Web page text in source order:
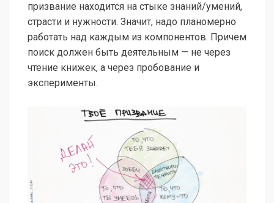
призвание находится на стыке знаний/умений,
страсти и нужности. Значит, надо планомерно
работать над каждым из компонентов. Причем
поиск должен быть деятельным — не через
чтение книжек, а через пробование и
эксперименты.